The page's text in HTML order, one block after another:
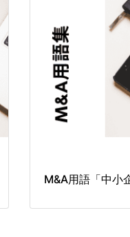
M&A用語「中小